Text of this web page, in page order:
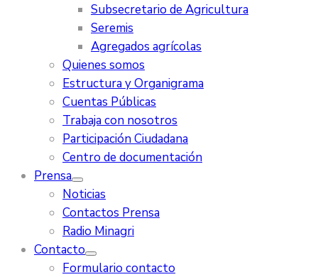
Subsecretario de Agricultura
Seremis
Agregados agrícolas
Quienes somos
Estructura y Organigrama
Cuentas Públicas
Trabaja con nosotros
Participación Ciudadana
Centro de documentación
Prensa
Noticias
Contactos Prensa
Radio Minagri
Contacto
Formulario contacto